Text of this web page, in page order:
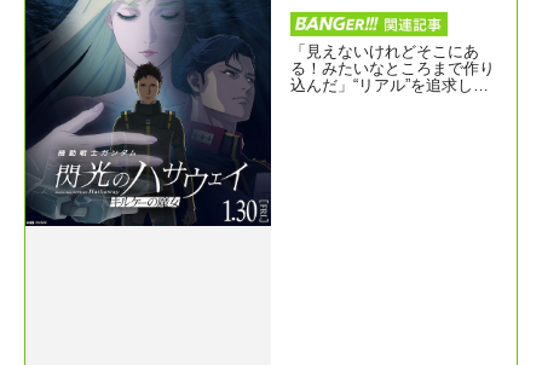
「見えないけれどそこにあ
る！みたいなところまで作り
込んだ」“リアル”を追求した